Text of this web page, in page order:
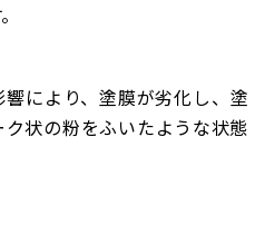
により、塗膜が劣化し、塗
状の粉をふいたような状態